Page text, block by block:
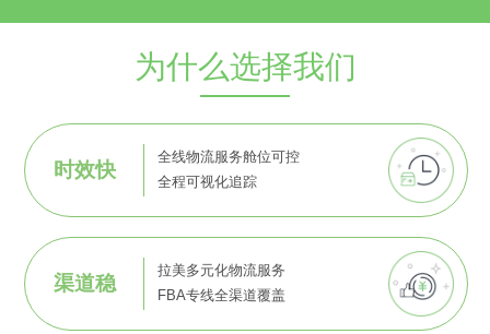
为什么选择我们
时效快
全线物流服务舱位可控
全程可视化追踪
渠道稳
拉美多元化物流服务
FBA专线全渠道覆盖